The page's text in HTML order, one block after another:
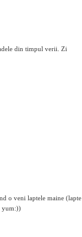
din timpul verii. Zi
o veni laptele maine (lapte
yum:))